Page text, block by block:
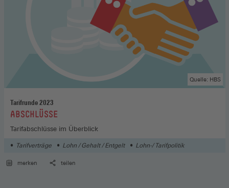
Tarifrunde 2023
:ABSCHLÜSSE
Tarifabschlüsse im Überblick
Quelle: HBS
Tarifverträge Lohn / Gehalt / Entgelt Lohn-/ Tarifpolitik
merken teilen